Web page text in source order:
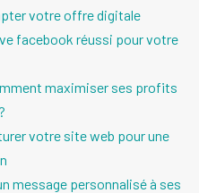
votre offre digitale
facebook réussi pour votre
maximiser ses profits
votre site web pour une
message personnalisé à ses